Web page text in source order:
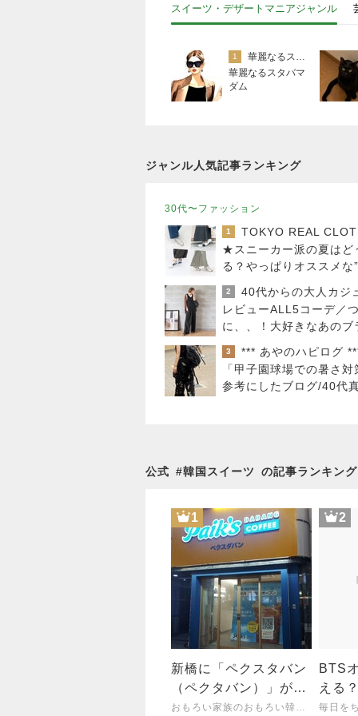
スイーツ・デザートマニアジャンル
1
華麗なるスタバマダム （スターバックス研究家）
華麗なるスタバマ
ダム
ジャンル人気記事ランキング
30代〜ファッション
1
★スニーカー派の夏はど
る？やっぱりオススメな”
系スニーカー”
2
レビューALL5コーデ／
に、、！大好きなあのブ
ドさんと
3
*** あやのハピログ
「甲子園球場での暑さ対
参考にしたブログ/40代真
公式 #韓国スイーツ の記事ランキング
1
新橋に「ペクスタバン
（ペクタバン）」がや
ってくる!!
おもろい家族のおもろい韓流生活
2
BTS
える
通販